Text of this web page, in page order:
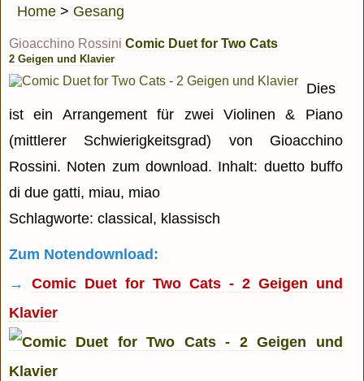
Home > Gesang
Gioacchino Rossini Comic Duet for Two Cats
2 Geigen und Klavier
Dies
ist ein Arrangement für zwei Violinen & Piano
(mittlerer Schwierigkeitsgrad) von Gioacchino
Rossini. Noten zum download. Inhalt: duetto buffo
di due gatti, miau, miao
Schlagworte: classical, klassisch
Zum Notendownload:
→ Comic Duet for Two Cats - 2 Geigen und
Klavier